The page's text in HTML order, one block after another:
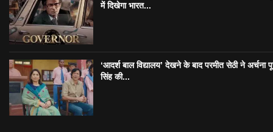
में दिखेगा भारत...
‘आदर्श बाल विद्यालय’ देखने के बाद परमीत सेठी ने अर्चना
सिंह की...